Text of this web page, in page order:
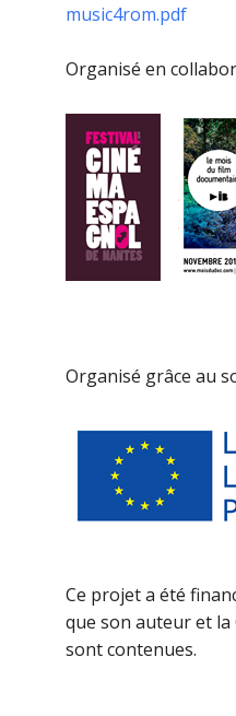
music4rom.pdf
Organisé en
Organisé grâce au
Ce projet a été
que son auteur et la
sont contenues.